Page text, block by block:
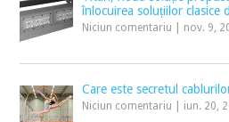
înlocuirea soluțiilor clasice
Niciun comentariu nov. 9,
Care este secretul
Niciun comentariu iun. 20,